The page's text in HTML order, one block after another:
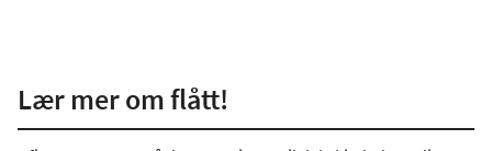
Lær mer om flått!